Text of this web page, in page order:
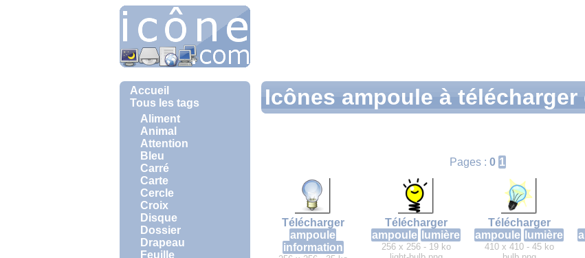
Accueil
Tous les tags
Aliment
Animal
Attention
Bleu
Carré
Carte
Cercle
Croix
Disque
Dossier
Drapeau
Feuille
Icônes ampoule à
Pages : 0 1
Télécharger
ampoule
information
Télécharger
ampoule
lumière
256 x 256 - 19 ko
Télécharger
ampoule
lumière
410 x 410 - 45 ko